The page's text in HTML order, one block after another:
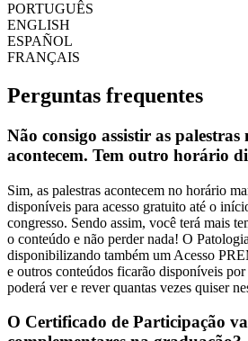
PORTUGUÊS
ENGLISH
ESPAÑOL
FRANÇAIS
Perguntas frequentes
Não consigo assistir as
acontecem. Tem outro horário
Sim, as palestras acontecem no horário
disponíveis para acesso gratuito até o
congresso. Sendo assim, você terá mais
o conteúdo e não perder nada! O
disponibilizando também um Acesso
e outros conteúdos ficarão disponíveis por
poderá ver e rever quantas vezes quiser
O Certificado de Participação